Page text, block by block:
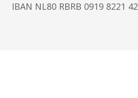
IBAN NL80 RBRB 0919 8221 42